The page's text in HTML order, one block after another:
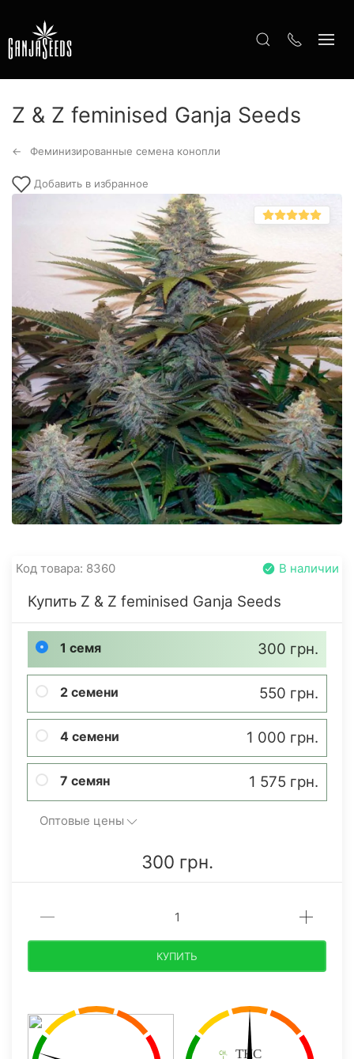
Z & Z feminised Ganja Seeds
Феминизированные семена конопли
Добавить в избранное
Код товара: 8360 В наличии
Купить Z & Z feminised Ganja Seeds
1 семя 300 грн.
2 семени 550 грн.
4 семени 1 000 грн.
7 семян 1 575 грн.
Оптовые цены
300 грн.
КУПИТЬ